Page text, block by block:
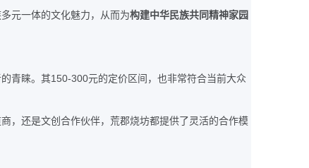
元一体的文化魅力，从而为构建中华民族共同精神家园
青睐。其150-300元的定价区间，也非常符合当前大众
，还是文创合作伙伴，荒郡烧坊都提供了灵活的合作模